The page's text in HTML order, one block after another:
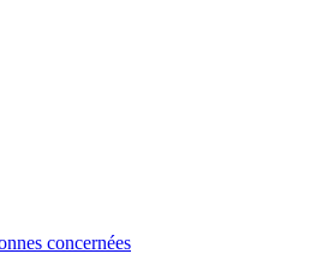
concernées